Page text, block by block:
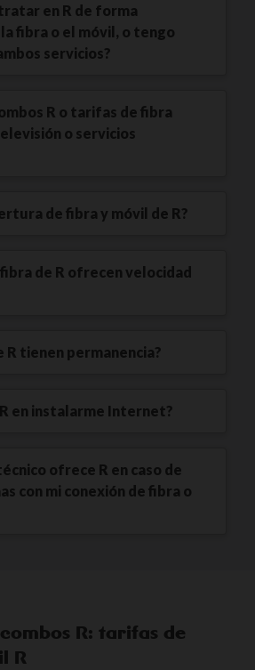
en R de forma
fibra o el móvil, o tengo
servicios?
R o tarifas de fibra
o servicios
de fibra y móvil de R?
de R ofrecen velocidad
R tienen permanencia?
en instalarme Internet?
ofrece R en caso de
con mi conexión de fibra o
R: tarifas de
R